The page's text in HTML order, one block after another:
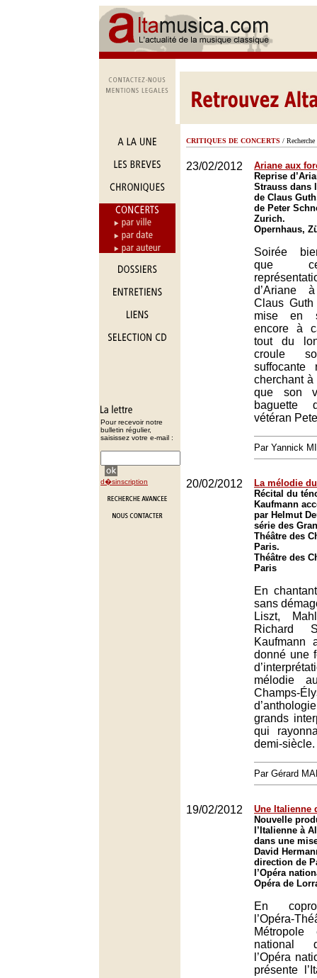
Pour recevoir notre
bulletin régulier,
saisissez votre e-mail :
d�sinscription
CRITIQUES DE CONCERTS / Recherche
23/02/2012
Ariane aux
Reprise
Strauss dans
de Claus
de Peter
Zurich.
Opernhaus,
Soirée
que
d’Ariane
Claus
mise en
encore à
tout du
croule
suffocante
cherchant à
que son
baguette
vétéran
Par Yannick
20/02/2012
La mélodie
Récital du
Kaufmann
par Helmut
série des
Théâtre des
Paris.
Théâtre des
Paris
En
sans
Liszt,
Richard
Kaufmann
donné une
mélodie
Champs-
grands
qui
demi-siècle.
Par Gérard
19/02/2012
Une Italienne
Nouvelle
l’Italienne à
dans une
David
direction de
l’Opéra
Opéra de
En
l’Opéra-
national
l’Opéra
présente